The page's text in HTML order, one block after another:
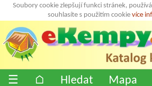
Soubory cookie zlepšují funkci stránek,
souhlasíte s použitím cookie více
☰ ⌂ Hledat Mapa